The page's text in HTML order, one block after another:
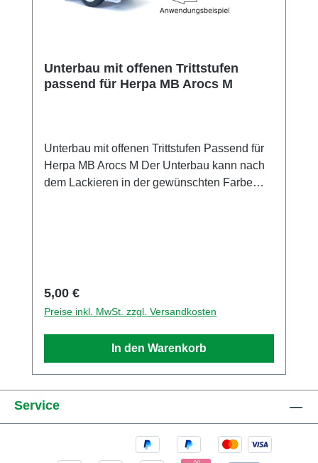
Unterbau mit offenen Trittstufen
passend für Herpa MB Arocs M
Unterbau mit offenen Trittstufen Passend für
Herpa MB Arocs M Der Unterbau kann nach
dem Lackieren in der gewünschten Farbe
Regulärer Preis:
5,00 €
Preise inkl. MwSt. zzgl. Versandkosten
In den Warenkorb
Service